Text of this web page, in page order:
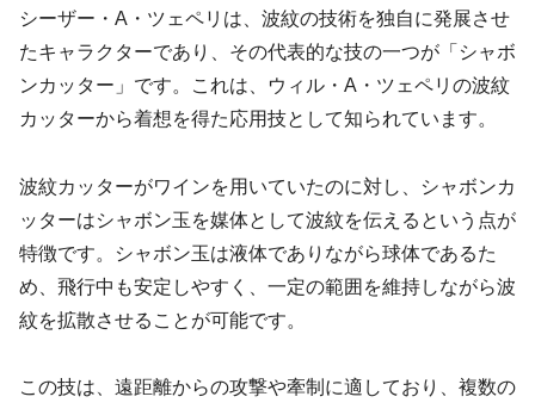
シーザー・A・ツェペリは、波紋の技術を独自に発展させ
たキャラクターであり、その代表的な技の一つが「シャボ
ンカッター」です。これは、ウィル・A・ツェペリの波紋
カッターから着想を得た応用技として知られています。
波紋カッターがワインを用いていたのに対し、シャボンカ
ッターはシャボン玉を媒体として波紋を伝えるという点が
特徴です。シャボン玉は液体でありながら球体であるた
め、飛行中も安定しやすく、一定の範囲を維持しながら波
紋を拡散させることが可能です。
この技は、遠距離からの攻撃や牽制に適しており、複数の